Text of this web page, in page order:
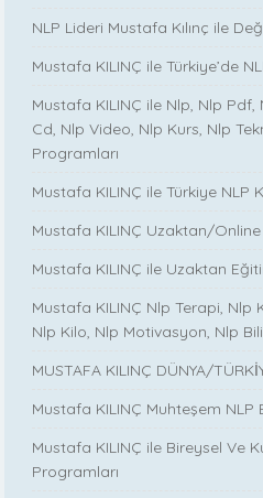
NLP Lideri Mustafa Kılınç ile
Mustafa KILINÇ ile Türkiye’de
Mustafa KILINÇ ile Nlp, Nlp
Cd, Nlp Video, Nlp Kurs, Nlp
Programları
Mustafa KILINÇ ile Türkiye NLP
Mustafa KILINÇ Uzaktan/
Mustafa KILINÇ ile Uzaktan
Mustafa KILINÇ Nlp Terapi, Nlp
Nlp Kilo, Nlp Motivasyon, Nlp
MUSTAFA KILINÇ DÜNYA/
Mustafa KILINÇ Muhteşem NLP
Mustafa KILINÇ ile Bireysel Ve
Programları